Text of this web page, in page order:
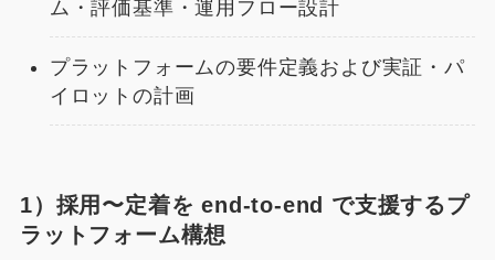
ム・評価基準・運用フロー設計
プラットフォームの要件定義および実証・パ
イロットの計画
1）採用〜定着を end-to-end で支援するプ
ラットフォーム構想